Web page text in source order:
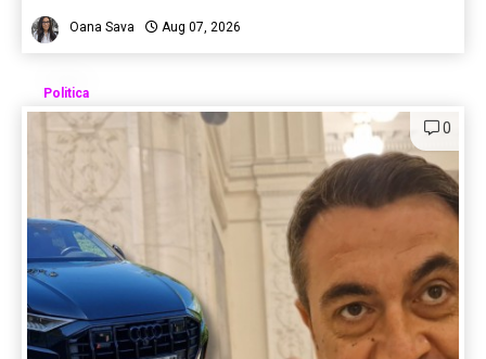
Oana Sava Aug 07, 2026
Politica
0